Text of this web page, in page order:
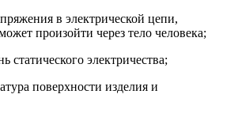
в электрической цепи,
произойти через тело человека;
электричества;
поверхности изделия и